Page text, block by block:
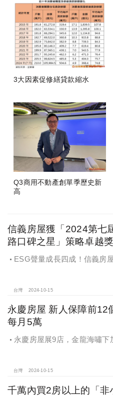
3大因素促修繕貸款縮水
Q3商用不動產創單季歷史新
高
信義房屋獲「2024第七
路口碑之星」策略卓越獎
ESG聲量成長四成！信義房
台灣 2024-10-15
永慶房屋 新人保障前12
每月5萬
永慶房屋展9店，金龍海嘯下
福感，看得到更領得到！業務新
台灣 2024-10-15
千萬內買2房以上的「非